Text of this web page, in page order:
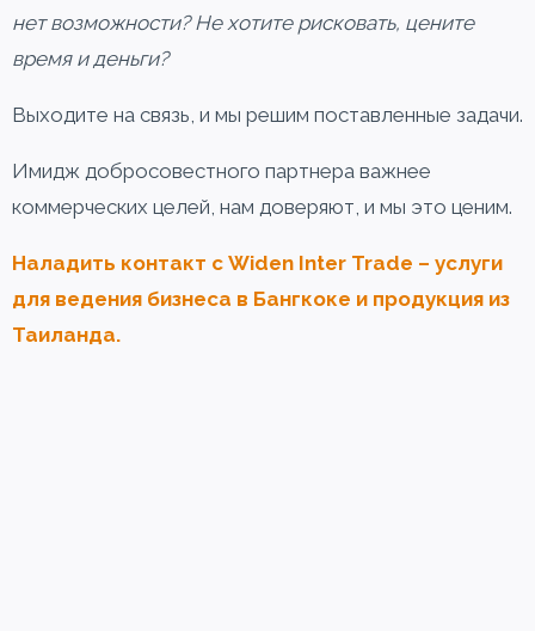
нет возможности?Не хотите рисковать, цените
время и деньги?
Выходите на связь, и мы решим поставленные задачи.
Имидж добросовестного партнера важнее
коммерческих целей, нам доверяют, и мы это ценим.
Наладить контакт с Widen Inter Trade – услуги
для ведения бизнеса в Бангкоке и продукция из
Таиланда.